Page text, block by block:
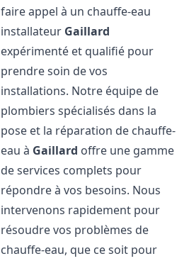
faire appel à un chauffe-eau
installateur Gaillard
expérimenté et qualifié pour
prendre soin de vos
installations. Notre équipe de
plombiers spécialisés dans la
pose et la réparation de chauffe-
eau à Gaillard offre une gamme
de services complets pour
répondre à vos besoins. Nous
intervenons rapidement pour
résoudre vos problèmes de
chauffe-eau, que ce soit pour